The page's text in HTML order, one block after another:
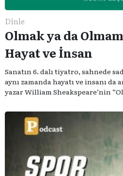
Dinle
Olmak ya da
Hayat ve İnsan
Sanatın 6. dalı tiyatro, sahnede
aynı zamanda hayatı ve insanı da
yazar William Sheakspeare’nin
serimizde; tiyatroyu, alanının
konuşuyoruz..